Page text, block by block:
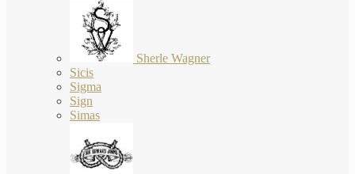
Sherle Wagner
Sicis
Sigma
Sign
Simas